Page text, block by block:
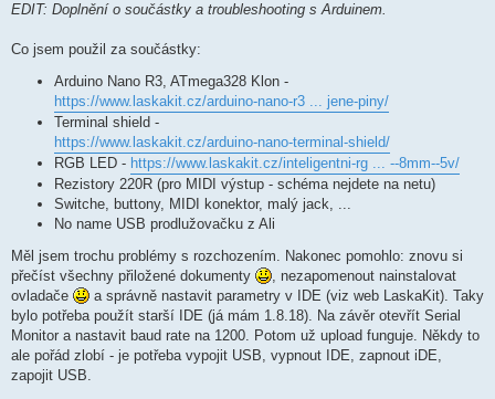
EDIT: Doplnění o součástky a troubleshooting s Arduinem.
Co jsem použil za součástky:
Arduino Nano R3, ATmega328 Klon -
https://www.laskakit.cz/arduino-nano-r3 ... jene-piny/
Terminal shield -
https://www.laskakit.cz/arduino-nano-terminal-shield/
RGB LED - https://www.laskakit.cz/inteligentni-rg ... --8mm--5v/
Rezistory 220R (pro MIDI výstup - schéma nejdete na netu)
Switche, buttony, MIDI konektor, malý jack, ...
No name USB prodlužovačku z Ali
Měl jsem trochu problémy s rozchozením. Nakonec pomohlo: znovu si
přečíst všechny přiložené dokumenty
, nezapomenout nainstalovat
ovladače
a správně nastavit parametry v IDE (viz web LaskaKit). Taky
bylo potřeba použít starší IDE (já mám 1.8.18). Na závěr otevřít Serial
Monitor a nastavit baud rate na 1200. Potom už upload funguje. Někdy to
ale pořád zlobí - je potřeba vypojit USB, vypnout IDE, zapnout iDE,
zapojit USB.